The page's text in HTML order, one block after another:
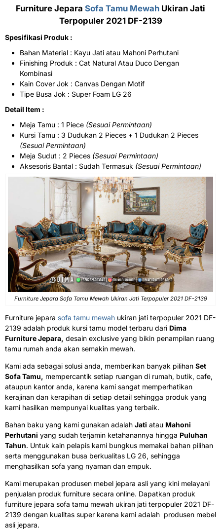
Furniture Jepara Sofa Tamu Mewah Ukiran Jati
Terpopuler 2021 DF-2139
Spesifikasi Produk :
Bahan Material : Kayu Jati atau Mahoni Perhutani
Finishing Produk : Cat Natural Atau Duco Dengan
Kombinasi
Kain Cover Jok : Canvas Dengan Motif
Tipe Busa Jok : Super Foam LG 26
Detail Item :
Meja Tamu : 1 Piece (Sesuai Permintaan)
Kursi Tamu : 3 Dudukan 2 Pieces + 1 Dudukan 2 Pieces
(Sesuai Permintaan)
Meja Sudut : 2 Pieces (Sesuai Permintaan)
Aksesoris Bantal : Sudah Termasuk (Sesuai Permintaan)
Furniture Jepara Sofa Tamu Mewah Ukiran Jati Terpopuler 2021 DF-2139
Furniture jepara sofa tamu mewah ukiran jati terpopuler 2021 DF-
2139 adalah produk kursi tamu model terbaru dari Dima
Furniture Jepara, desain exclusive yang bikin penampilan ruang
tamu rumah anda akan semakin mewah.
Kami ada sebagai solusi anda, memberikan banyak pilihan Set
Sofa Tamu, mempercantik setiap ruangan di rumah, butik, cafe,
ataupun kantor anda, karena kami sangat memperhatikan
kerajinan dan kerapihan di setiap detail sehingga produk yang
kami hasilkan mempunyai kualitas yang terbaik.
Bahan baku yang kami gunakan adalah Jati atau Mahoni
Perhutani yang sudah terjamin ketahanannya hingga Puluhan
Tahun. Untuk kain pelapis kami bungkus memakai bahan pilihan
serta menggunakan busa berkualitas LG 26, sehingga
menghasilkan sofa yang nyaman dan empuk.
Kami merupakan produsen mebel jepara asli yang kini melayani
penjualan produk furniture secara online. Dapatkan produk
furniture jepara sofa tamu mewah ukiran jati terpopuler 2021 DF-
2139 dengan kualitas super karena kami adalah produsen mebel
asli jepara.